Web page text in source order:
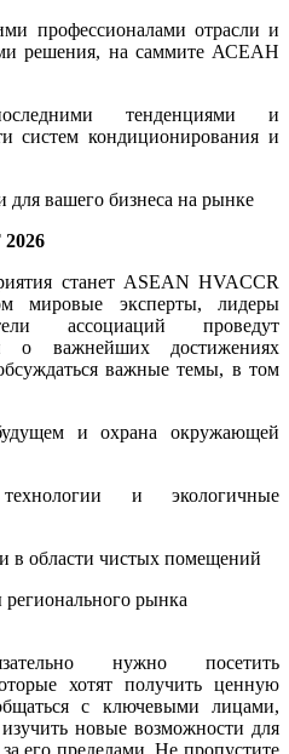
профессионалами отрасли и
решения, на саммите АСЕАН
тенденциями и
систем кондиционирования и
для вашего бизнеса на рынке
станет ASEAN HVACCR
мировые эксперты, лидеры
ассоциаций проведут
о важнейших достижениях
важные темы, в том
и охрана окружающей
технологии и экологичные
в области чистых помещений
рынка
нужно посетить
хотят получить ценную
с ключевыми лицами,
новые возможности для
его пределами. Не пропустите